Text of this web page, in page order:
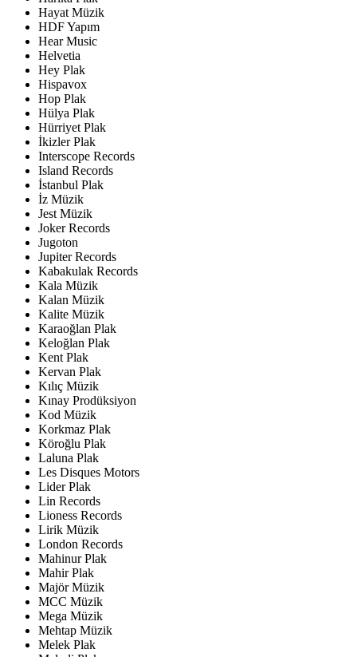
Hayat Müzik
HDF Yapım
Hear Music
Helvetia
Hey Plak
Hispavox
Hop Plak
Hülya Plak
Hürriyet Plak
İkizler Plak
Interscope Records
Island Records
İstanbul Plak
İz Müzik
Jest Müzik
Joker Records
Jugoton
Jupiter Records
Kabakulak Records
Kala Müzik
Kalan Müzik
Kalite Müzik
Karaoğlan Plak
Keloğlan Plak
Kent Plak
Kervan Plak
Kılıç Müzik
Kınay Prodüksiyon
Kod Müzik
Korkmaz Plak
Köroğlu Plak
Laluna Plak
Les Disques Motors
Lider Plak
Lin Records
Lioness Records
Lirik Müzik
London Records
Mahinur Plak
Mahir Plak
Majör Müzik
MCC Müzik
Mega Müzik
Mehtap Müzik
Melek Plak